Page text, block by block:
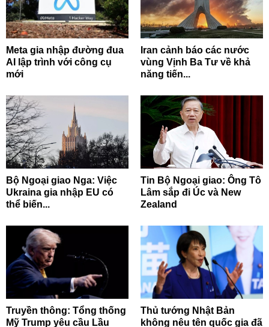
Meta gia nhập đường đua
AI lập trình với công cụ
mới
Iran cảnh báo các nước
vùng Vịnh Ba Tư về khả
năng tiến...
Bộ Ngoại giao Nga: Việc
Ukraina gia nhập EU có
thể biến...
Tin Bộ Ngoại giao: Ông Tô
Lâm sắp đi Úc và New
Zealand
Truyền thông: Tổng thống
Mỹ Trump yêu cầu Lầu
Thủ tướng Nhật Bản
không nêu tên quốc gia đã